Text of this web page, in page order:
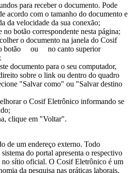
para receber o documento. Pode
acordo com o tamanho do documento e
da velocidade da sua conexão;
botão correspondente nesta página;
o documento na janela do Cosif
botão
ou
no canto superior
documento para o seu computador,
sobre o link ou dentro do quadro
"Salvar como" ou "Salvar destino
o Cosif Eletrônico informando se
clique em "Voltar".
de um endereço externo. Todo
do portal apresenta o respectivo
sítio oficial. O Cosif Eletrônico é um
da pesquisa nas práticas laborais,